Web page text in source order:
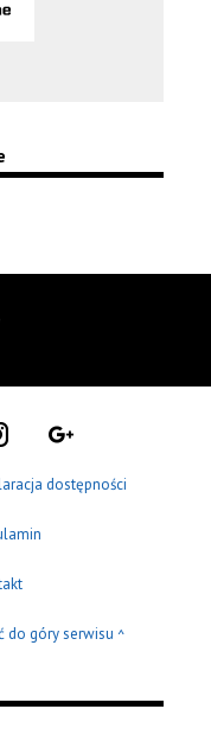
dostępności
do góry serwisu ^